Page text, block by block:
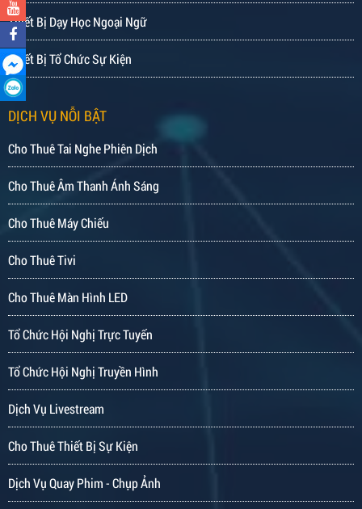
Thiết Bị Dạy Học Ngoại Ngữ
Thiết Bị Tổ Chức Sự Kiện
DỊCH VỤ NỖI BẬT
Cho Thuê Tai Nghe Phiên Dịch
Cho Thuê Âm Thanh Ánh Sáng
Cho Thuê Máy Chiếu
Cho Thuê Tivi
Cho Thuê Màn Hình LED
Tổ Chức Hội Nghị Trực Tuyến
Tổ Chức Hội Nghị Truyền Hình
Dịch Vụ Livestream
Cho Thuê Thiết Bị Sự Kiện
Dịch Vụ Quay Phim - Chụp Ảnh